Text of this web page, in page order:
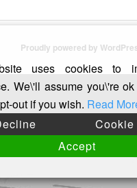
Proudly powered by
uses cookies to
We\'ll assume you\'re
out if you wish. Read
Accept